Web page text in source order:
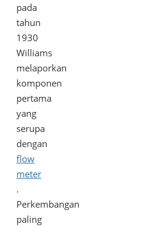
pada
tahun
1930
Williams
melaporkan
komponen
pertama
yang
serupa
dengan
flow
meter
.
Perkembangan
paling